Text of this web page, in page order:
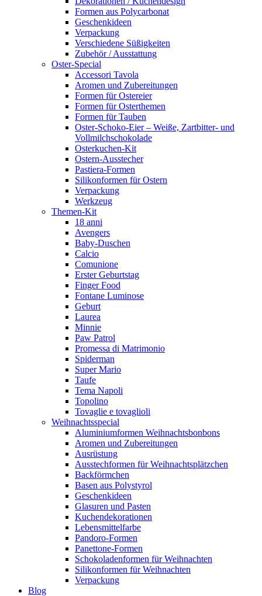
Formen aus Polycarbonat
Geschenkideen
Verpackung
Verschiedene Süßigkeiten
Zubehör / Ausstattung
Oster-Special
Accessori Tavola
Aromen und Zubereitungen
Formen für Ostereier
Formen für Osterthemen
Formen für Tauben
Oster-Schoko-Eier – Weiße, Zartbitter- und
Vollmilchschokolade
Osterkuchen-Kit
Ostern-Ausstecher
Pastiera-Formen
Silikonformen für Ostern
Verpackung
Werkzeug
Themen-Kit
18 anni
Avengers
Baby-Duschen
Calcio
Comunione
Erster Geburtstag
Finger Food
Fontane Luminose
Geburt
Laurea
Minnie
Paw Patrol
Promessa di Matrimonio
Spiderman
Super Mario
Taufe
Tema Napoli
Topolino
Tovaglie e tovaglioli
Weihnachtsspecial
Aluminiumformen Weihnachtsbonbons
Aromen und Zubereitungen
Ausrüstung
Ausstechformen für Weihnachtsplätzchen
Backförmchen
Basen aus Polystyrol
Geschenkideen
Glasuren und Pasten
Kuchendekorationen
Lebensmittelfarbe
Pandoro-Formen
Panettone-Formen
Schokoladenformen für Weihnachten
Silikonformen für Weihnachten
Verpackung
Blog